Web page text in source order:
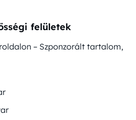
felületek
– Szponzorált tartalom,